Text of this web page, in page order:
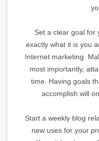
Set a clear goal for
exactly what it is you
Internet marketing.
most importantly,
time. Having goals
accomplish will
Start a weekly blog
new uses for your